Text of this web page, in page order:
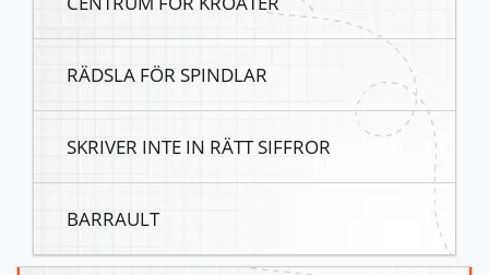
RÄDSLA FÖR SPINDLAR
SKRIVER INTE IN RÄTT SIFFROR
BARRAULT